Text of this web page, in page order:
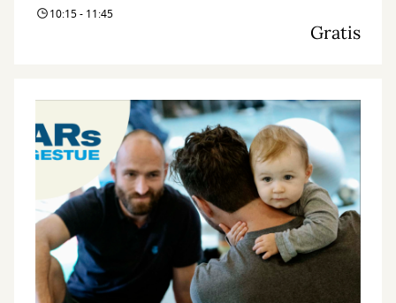
10:15 - 11:45
Gratis